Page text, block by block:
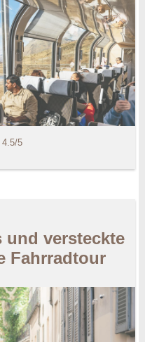
4.5/5
versteckte
Fahrradtour